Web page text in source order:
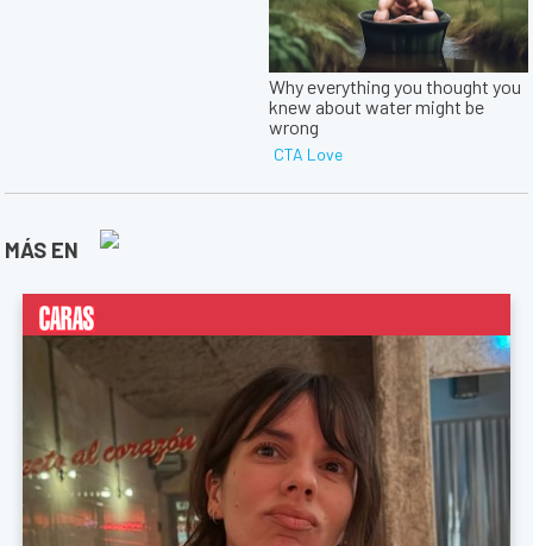
MÁS EN